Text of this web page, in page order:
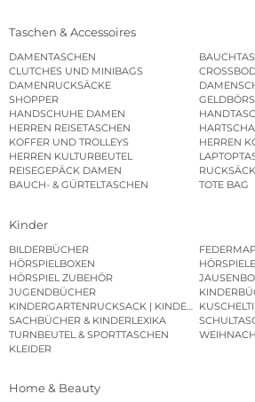
Taschen & Accessoires
DAMENTASCHEN
CLUTCHES UND MINIBAGS
DAMENRUCKSÄCKE
SHOPPER
HANDSCHUHE DAMEN
HERREN REISETASCHEN
KOFFER UND TROLLEYS
HERREN
HERREN KULTURBEUTEL
REISEGEPÄCK DAMEN
BAUCH- & GÜRTELTASCHEN
TOTE BAG
Kinder
BILDERBÜCHER
HÖRSPIELBOXEN
HÖRSPIEL ZUBEHÖR
JUGENDBÜCHER
KINDERGARTENRUCKSACK |
SACHBÜCHER & KINDERLEXIKA
TURNBEUTEL & SPORTTASCHEN
KLEIDER
Home & Beauty